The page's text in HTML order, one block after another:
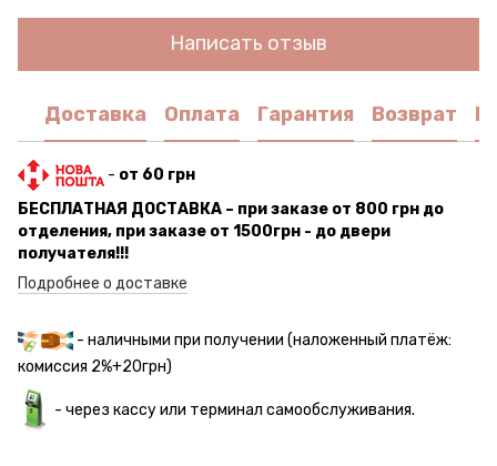
Написать отзыв
Доставка Оплата Гарантия Возврат
- от 60 грн
БЕСПЛАТНАЯ ДОСТАВКА – при заказе от 800 грн до
отделения, при заказе от 1500грн - до двери
получателя!!!
Подробнее о доставке
- наличными при получении (наложенный платёж:
комиссия 2%+20грн)
- через кассу или терминал самообслуживания.